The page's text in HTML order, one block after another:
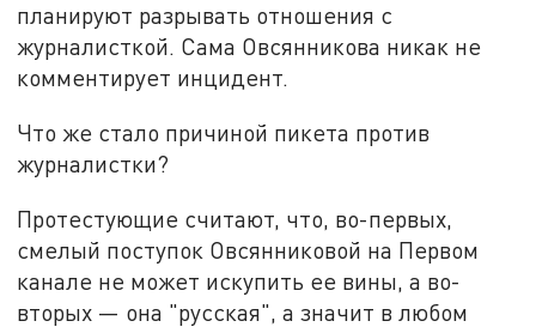
планируют разрывать отношения с
журналисткой. Сама Овсянникова никак не
комментирует инцидент.
Что же стало причиной пикета против
журналистки?
Протестующие считают, что, во-первых,
смелый поступок Овсянниковой на Первом
канале не может искупить ее вины, а во-
вторых — она "русская", а значит в любом